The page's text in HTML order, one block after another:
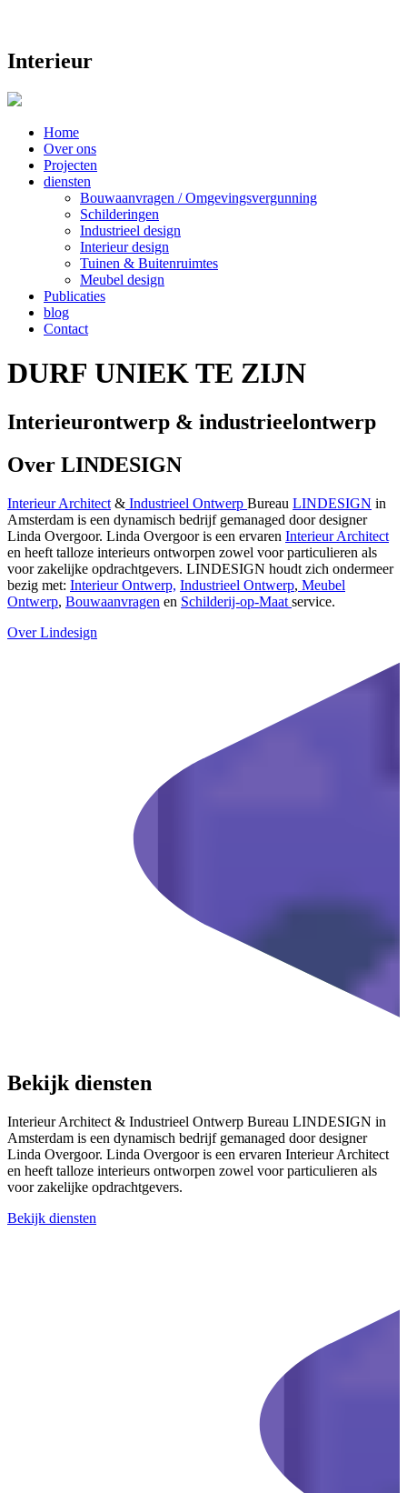
Interieur
Home
Over ons
Projecten
diensten
Bouwaanvragen / Omgevingsvergunning
Schilderingen
Industrieel design
Interieur design
Tuinen & Buitenruimtes
Meubel design
Publicaties
blog
Contact
DURF UNIEK TE ZIJN
Interieurontwerp & industrieelontwerp
Over LINDESIGN
Interieur Architect & Industrieel Ontwerp Bureau LINDESIGN in
Amsterdam is een dynamisch bedrijf gemanaged door designer
Linda Overgoor. Linda Overgoor is een ervaren Interieur Architect
en heeft talloze interieurs ontworpen zowel voor particulieren als
voor zakelijke opdrachtgevers. LINDESIGN houdt zich ondermeer
bezig met: Interieur Ontwerp, Industrieel Ontwerp, Meubel
Ontwerp, Bouwaanvragen en Schilderij-op-Maat service.
Over Lindesign
Bekijk diensten
Interieur Architect & Industrieel Ontwerp Bureau LINDESIGN in
Amsterdam is een dynamisch bedrijf gemanaged door designer
Linda Overgoor. Linda Overgoor is een ervaren Interieur Architect
en heeft talloze interieurs ontworpen zowel voor particulieren als
voor zakelijke opdrachtgevers.
Bekijk diensten